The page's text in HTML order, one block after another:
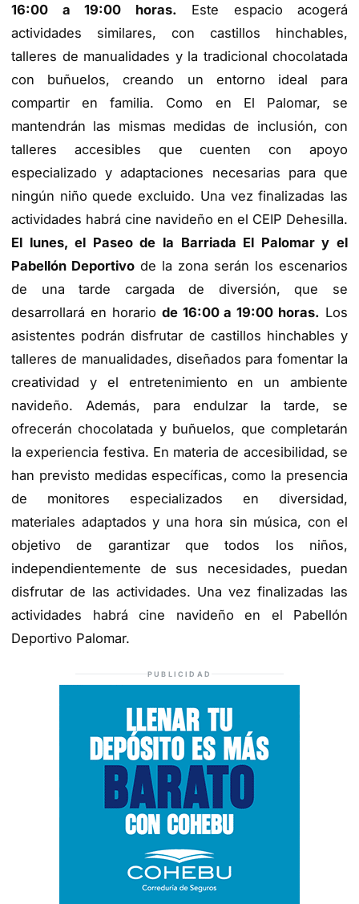
16:00 a 19:00 horas. Este espacio acogerá
actividades similares, con castillos hinchables,
talleres de manualidades y la tradicional chocolatada
con buñuelos, creando un entorno ideal para
compartir en familia. Como en El Palomar, se
mantendrán las mismas medidas de inclusión, con
talleres accesibles que cuenten con apoyo
especializado y adaptaciones necesarias para que
ningún niño quede excluido. Una vez finalizadas las
actividades habrá cine navideño en el CEIP Dehesilla.
El lunes, el Paseo de la Barriada El Palomar y el
Pabellón Deportivo de la zona serán los escenarios
de una tarde cargada de diversión, que se
desarrollará en horario de 16:00 a 19:00 horas. Los
asistentes podrán disfrutar de castillos hinchables y
talleres de manualidades, diseñados para fomentar la
creatividad y el entretenimiento en un ambiente
navideño. Además, para endulzar la tarde, se
ofrecerán chocolatada y buñuelos, que completarán
la experiencia festiva. En materia de accesibilidad, se
han previsto medidas específicas, como la presencia
de monitores especializados en diversidad,
materiales adaptados y una hora sin música, con el
objetivo de garantizar que todos los niños,
independientemente de sus necesidades, puedan
disfrutar de las actividades. Una vez finalizadas las
actividades habrá cine navideño en el Pabellón
Deportivo Palomar.
PUBLICIDAD